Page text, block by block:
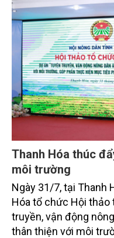
Thanh Hóa thúc
môi trường
Ngày 31/7, tại Thanh
Hóa tổ chức Hội thảo
truyền, vận động
thân thiện với môi